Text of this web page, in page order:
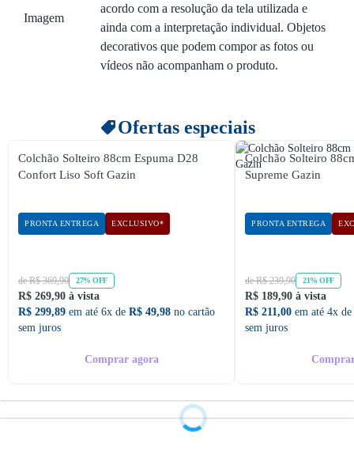
Imagem
acordo com a resolução da tela utilizada e
ainda com a interpretação individual. Objetos
decorativos que podem compor as fotos ou
vídeos não acompanham o produto.
Ofertas especiais
Colchão Solteiro 88cm Espuma D28
Confort Liso Soft Gazin
PRONTA ENTREGA EXCLUSIVO*
de R$ 369,90 27% OFF
R$ 269,90 à vista
R$ 299,89 em até 6x de R$ 49,98 no cartão
sem juros
Comprar agora
Colchão Solteiro
Supreme Gazin
PRONTA ENTREGA
de R$ 239,90 21% OFF
R$ 189,90 à vista
R$ 211,00 em até 4x de
sem juros